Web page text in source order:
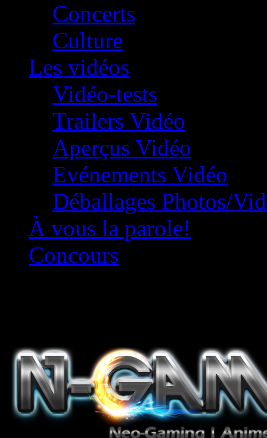
Concerts
Culture
Les vidéos
Vidéo-tests
Trailers Vidéo
Aperçus Vidéo
Evénements Vidéo
Déballages Photos/
À vous la parole!
Concours